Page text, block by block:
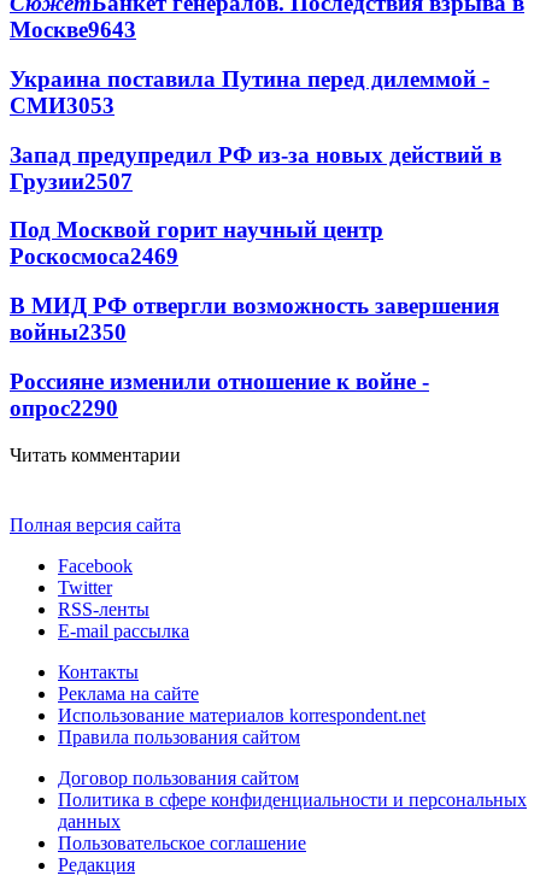
Москве9643
Украина поставила Путина перед дилеммой -
СМИ3053
Запад предупредил РФ из-за новых действий в
Грузии2507
Под Москвой горит научный центр
Роскосмоса2469
В МИД РФ отвергли возможность завершения
войны2350
Россияне изменили отношение к войне -
опрос2290
Читать комментарии
Полная версия сайта
Facebook
Twitter
RSS-ленты
E-mail рассылка
Контакты
Реклама на сайте
Использование материалов korrespondent.net
Правила пользования сайтом
Договор пользования сайтом
Политика в сфере конфиденциальности и персональных
данных
Пользовательское соглашение
Редакция